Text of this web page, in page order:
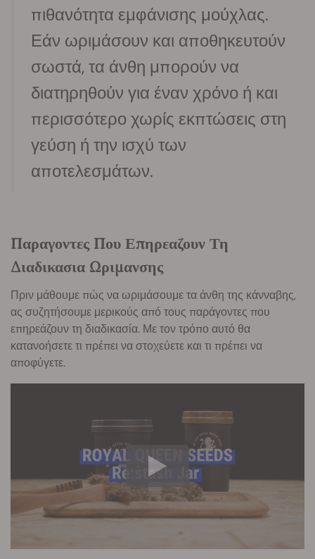
πιθανότητα εμφάνισης μούχλας.
Εάν ωριμάσουν και αποθηκευτούν
σωστά, τα άνθη μπορούν να
διατηρηθούν για έναν χρόνο ή και
περισσότερο χωρίς εκπτώσεις στη
γεύση ή την ισχύ των
αποτελεσμάτων.
Παραγοντες Που Επηρεαζουν Τη
Διαδικασια Ωριμανσης
Πριν μάθουμε πώς να ωριμάσουμε τα άνθη της κάνναβης,
ας συζητήσουμε μερικούς από τους παράγοντες που
επηρεάζουν τη διαδικασία. Με τον τρόπο αυτό θα
κατανοήσετε τι πρέπει να στοχεύετε και τι πρέπει να
αποφύγετε.